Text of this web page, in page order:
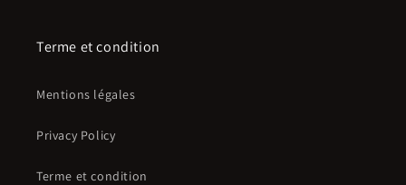
Terme et condition
Mentions légales
Privacy Policy
Terme et condition